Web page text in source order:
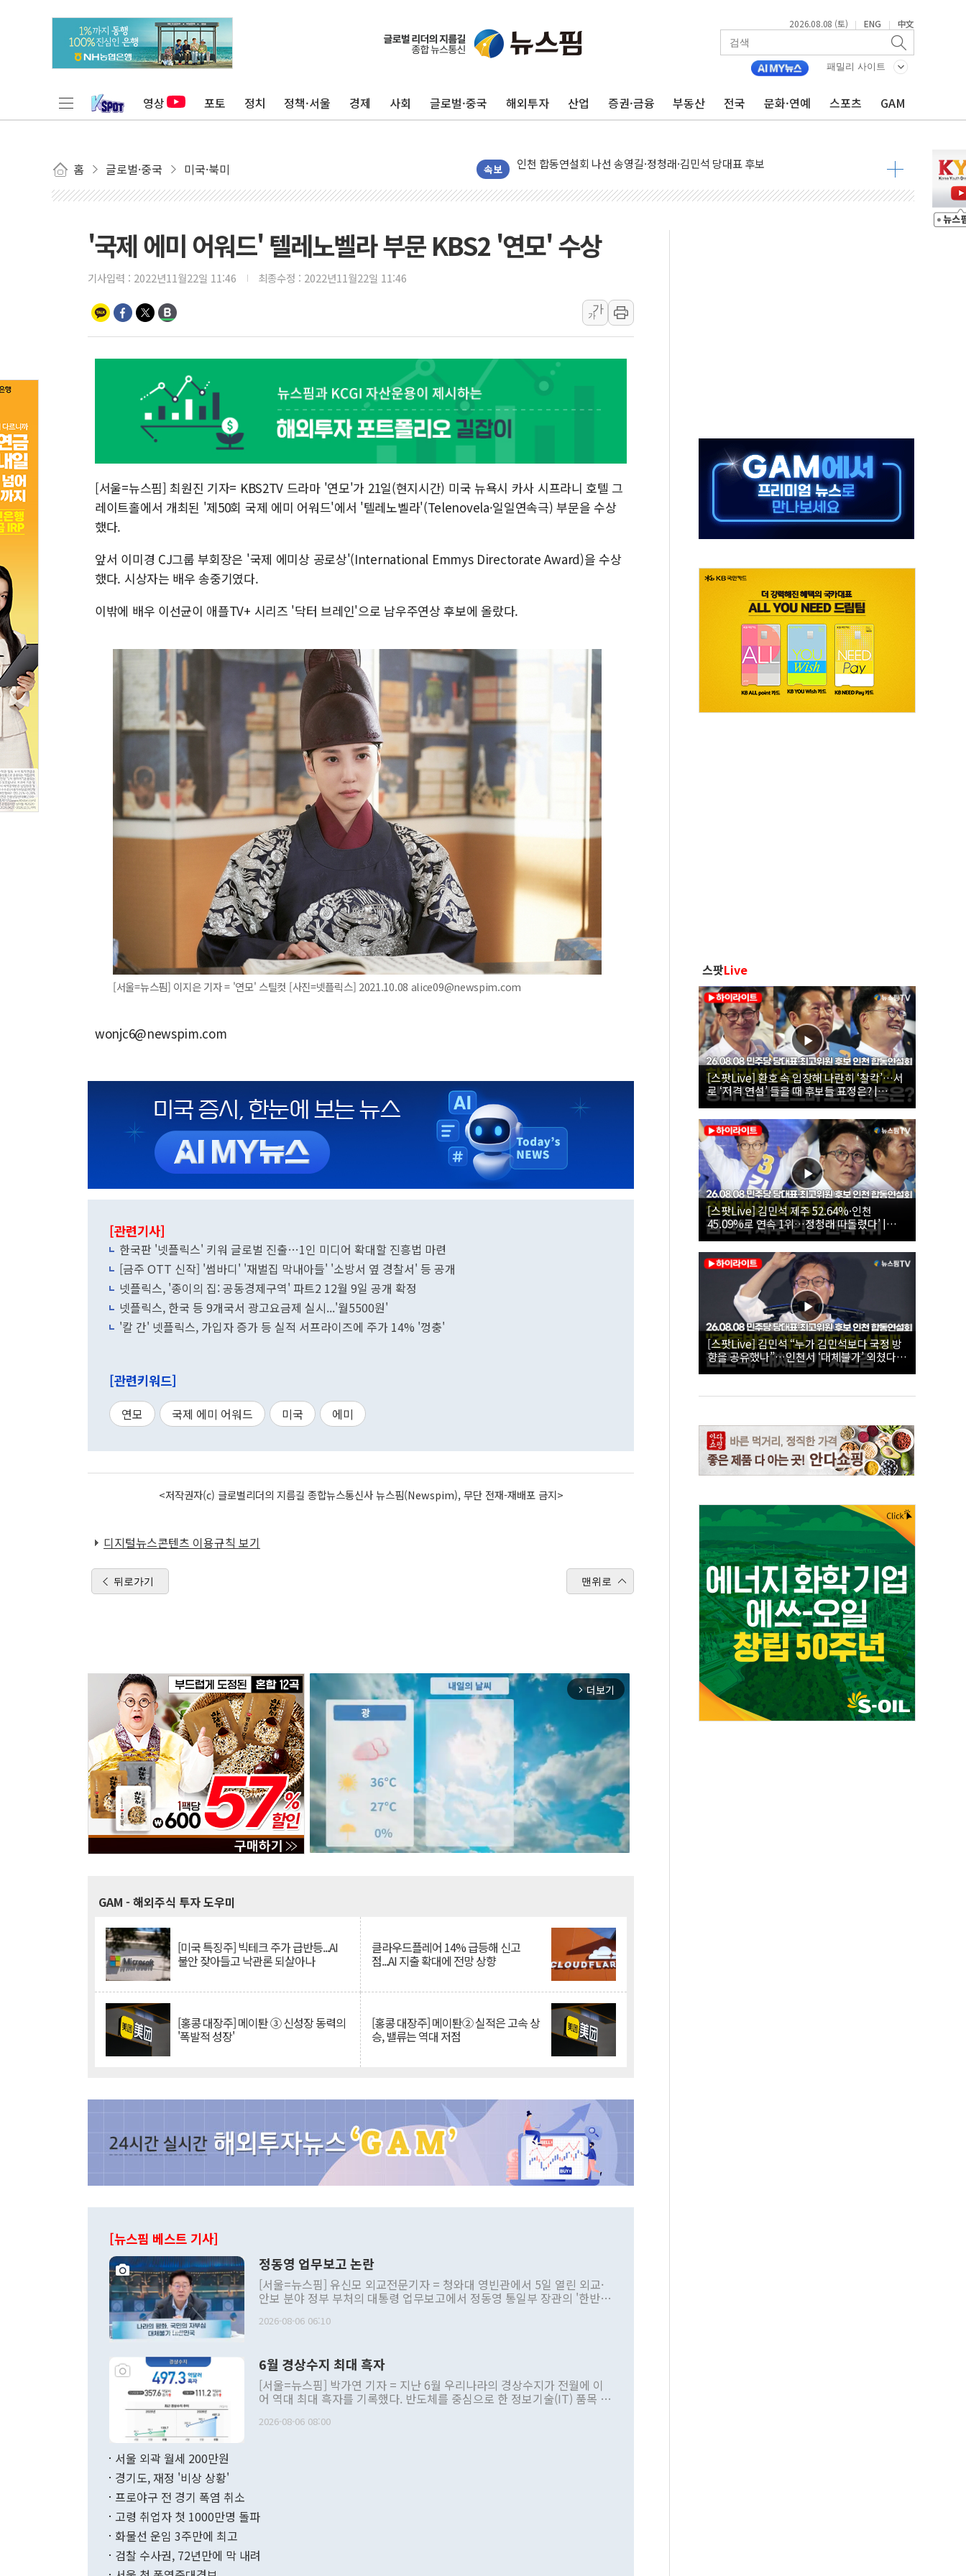
2026.08.08 (토) | ENG | 中文
패밀리 사이트
영상 포토 정치 정책·서울 경제 사회 글로벌·중국 해외투자 산업 증권·금융 부동산 전국 문화·연예 스포츠 GAM
홈 글로벌·중국 미국·북미 속보
울진·영덕 '호우특보'-포항 '산사태 주의보'...경북도, 호우 피해·통제구간 없어
[종합] 김민석, 정청래에 '0.86%p' 차 재역전 성공...金 45.42% vs 鄭 44.56%
김민석, 2주차 제주·인천 경선서 정청래에 승리...47.75% vs 42.08%
인사하는 김민석 당대표 후보
[속보] 민주, 인천 경선 결과 발표...김민석 45.09% 정청래 43.27% 송영길 11.63%
[속보] 민주, 제주 경선 결과 발표...김민석 52.64% 정청래 39.89% 송영길 7.47%
美, 이란전 출구전략 만지작…공습 한계·탄약 부족 현실화
강릉·동해·삼척 시간당 최대 50㎜ 폭우…강원 동해안 강한 비 이어져
폐기물 수거하다 참변…60대 환경미화원 수거차에 치여 사망
서울 중랑구 주택가서 흉기 난동…60대 남성 2명 숨져
李대통령 "결혼 때문에 손해 보는 일 없게"…'결혼 페널티' 22개 과제 손본다
여수 오동도 인근 해상서 모터보트 전복…1명 사망·1명 실종
인천 선재도 갯벌서 해루질 중 실종 60대 나흘만에 숨진 채 발견
인천서 말다툼 중 어머니 흉기 살해 10대 아들 체포
'화합' 꺼낸 김민석에 '뻔뻔' 받아친 정청래…제주 연설서 신경전 고조
李대통령, ISA 개편 재검토 지시…與 "적극 환영"·野 "졸속 국정"
'국제 에미 어워드' 텔레노벨라 부문 KBS2 '연모' 수상
기사입력 : 2022년11월22일 11:46 최종수정 : 2022년11월22일 11:46
가
가
[서울=뉴스핌] 최원진 기자= KBS2TV 드라마 '연모'가 21일(현지시간) 미국 뉴욕시 카사 시프라니 호텔 그
레이트홀에서 개최된 '제50회 국제 에미 어워드'에서 '텔레노벨라'(Telenovela·일일연속극) 부문을 수상
했다.
앞서 이미경 CJ그룹 부회장은 '국제 에미상 공로상'(International Emmys Directorate Award)을 수상
했다. 시상자는 배우 송중기였다.
이밖에 배우 이선균이 애플TV+ 시리즈 '닥터 브레인'으로 남우주연상 후보에 올랐다.
[서울=뉴스핌] 이지은 기자 = '연모' 스틸컷 [사진=넷플릭스] 2021.10.08 alice09@newspim.com
wonjc6@newspim.com
[관련기사]
한국판 '넷플릭스' 키워 글로벌 진출…1인 미디어 확대할 진흥법 마련
[금주 OTT 신작] '썸바디' '재벌집 막내아들' '소방서 옆 경찰서' 등 공개
넷플릭스, '종이의 집: 공동경제구역' 파트2 12월 9일 공개 확정
넷플릭스, 한국 등 9개국서 광고요금제 실시...'월5500원'
'칼 간' 넷플릭스, 가입자 증가 등 실적 서프라이즈에 주가 14% '껑충'
[관련키워드]
연모 국제 에미 어워드 미국 에미
<저작권자(c) 글로벌리더의 지름길 종합뉴스통신사 뉴스핌(Newspim), 무단 전재-재배포 금지>
디지털뉴스콘텐츠 이용규칙 보기
뒤로가기 맨위로
arrow_forward_ios 더보기
GAM - 해외주식 투자 도우미
[미국 특징주] 빅테크 주가 급반등...AI
불안 잦아들고 낙관론 되살아나
클라우드플레어 14% 급등해 신고
점...AI 지출 확대에 전망 상향
[홍콩 대장주] 메이퇀 ③ 신성장 동력의
'폭발적 성장'
[홍콩 대장주] 메이퇀② 실적은 고속 상
승, 밸류는 역대 저점
[뉴스핌 베스트 기사]
정동영 업무보고 논란
[서울=뉴스핌] 유신모 외교전문기자 = 청와대 영빈관에서 5일 열린 외교·
안보 분야 정부 부처의 대통령 업무보고에서 정동영 통일부 장관의 '한반도
발언 중에는 정부 내 조율을 거치지 않은 사안을 정책으로 추진하겠다고 공
주의적 희망에 근거한 비현실적 구상'이라는 비판을 내놨다. 그동안 정 장
관의 대북 정책 관련 발언이 물의를 빚은 적은 여러 번 있지만 대통령과 유
관 부처 장관이 공개적으로 부정적 입장을 표명한 것은 이례적이다. 정 장
관의 무리한 대북 접근법과 월권을 제어해야 한다는 목소리도 높아지고 있
다. [정동영 통일부 장관이 지난달 23일 오후 서울 종로구 정부서울청사에
무너졌다고도 했다. 또 "현 시점에서 흘러간 선(先)비핵화만 되뇌는 것은
함께 4자 대화의 동력을 확보하기 위해 최선을 다할 것"이라고 말했다. 하
2026-08-06 06:10
6월 경상수지 최대 흑자
[서울=뉴스핌] 박가연 기자 = 지난 6월 우리나라의 경상수지가 전월에 이
어 역대 최대 흑자를 기록했다. 반도체를 중심으로 한 정보기술(IT) 품목 수
료=한국은행] 한국은행이 6일 발표한 '2026년 6월 국제수지(잠정)'에 따르
며 월간 기준 처음으로 1000억달러를 넘어섰다. 상품수입은 644억8000만
196.9% 급증했고 컴퓨터·주변기기(SSD)는 282.7% 증가했다. IT 품목
수출은 160.4% 늘었으며 비IT 품목도 ▲석유제품(47.5%) ▲화공품
2026-08-06 08:00
서울 외곽 월세 200만원
경기도, 재정 '비상 상황'
프로야구 전 경기 폭염 취소
고령 취업자 첫 1000만명 돌파
화물선 운임 3주만에 최고
검찰 수사권, 72년만에 막 내려
스팟Live
[스팟Live] 환호 속 입장해 나란히 ‘찰칵’…서
로 ‘저격 연설’ 들을 때 후보들 표정은? |
26.08.08 더불어민주당 당대표·최고위원 후
보 인천 합동연설회
[스팟Live] 김민석 제주 52.64%·인천
45.09%로 연속 1위…정청래 따돌렸다’ |
26.08.08 더불어민주당 당대표·최고위원 후
보 인천 합동연설회
[스팟Live] 김민석 “누가 김민석보다 국정 방
향을 공유했나”…인천서 ‘대체불가’ 외쳤다 |
26.08.08 더불어민주당 당대표·최고위원 후